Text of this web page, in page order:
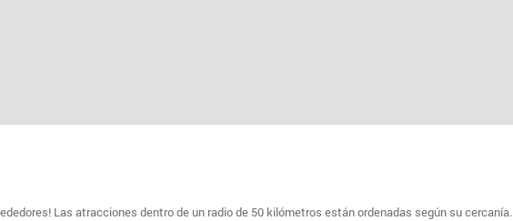
Las atracciones dentro de un radio de 50 kilómetros están ordenadas según su cercanía.